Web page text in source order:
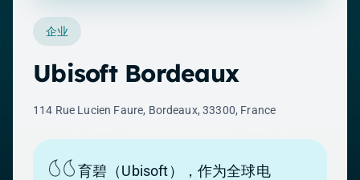
企业
Ubisoft Bordeaux
114 Rue Lucien Faure, Bordeaux, 33300, France
育碧（Ubisoft），作为全球电